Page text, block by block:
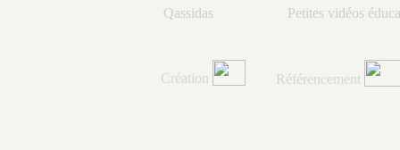
Création Référencement
Qassidas
Petites vidéos